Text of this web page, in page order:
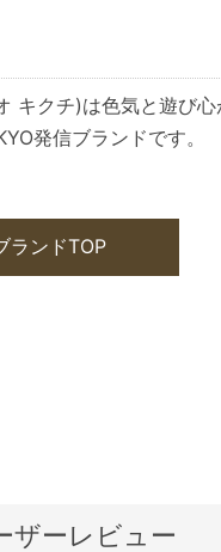
キクチ)は色気と遊び
発信ブランドです。
ランドTOP
ザーレビュー